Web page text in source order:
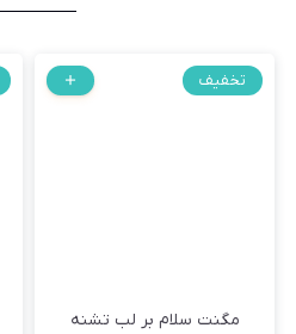
تخفیف
مگنت سلام بر لب تشنه